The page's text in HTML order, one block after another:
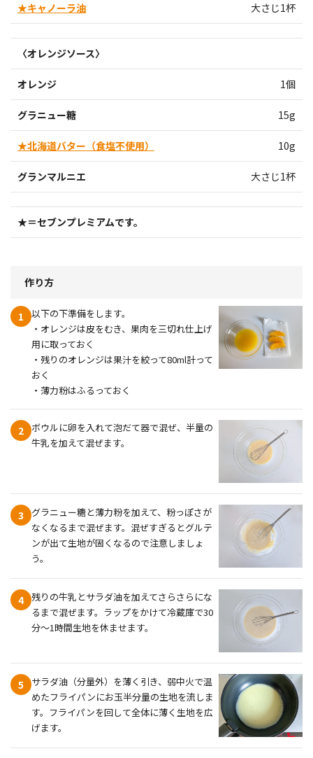
★キャノーラ油 大さじ1杯
〈オレンジソース〉
オレンジ 1個
グラニュー糖 15g
★北海道バター（食塩不使用） 10g
グランマルニエ 大さじ1杯
★＝セブンプレミアムです。
作り方
1
以下の下準備をします。
・オレンジは皮をむき、果肉を三切れ仕上げ
用に取っておく
・残りのオレンジは果汁を絞って80ml計って
おく
・薄力粉はふるっておく
2
ボウルに卵を入れて泡だて器で混ぜ、半量の
牛乳を加えて混ぜます。
3
グラニュー糖と薄力粉を加えて、粉っぽさが
なくなるまで混ぜます。混ぜすぎるとグルテ
ンが出て生地が固くなるので注意しましょ
う。
4 残りの牛乳とサラダ油を加えてさらさらにな
るまで混ぜます。ラップをかけて冷蔵庫で30
分～1時間生地を休ませます。
5
サラダ油（分量外）を薄く引き、弱中火で温
めたフライパンにお玉半分量の生地を流しま
す。フライパンを回して全体に薄く生地を広
げます。